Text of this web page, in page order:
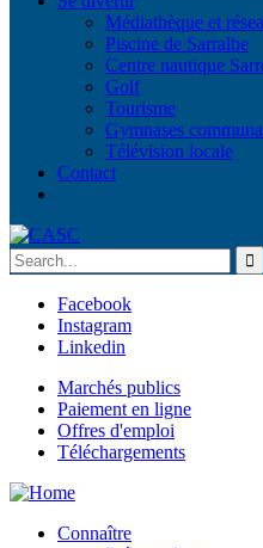
Médiathèque et
Piscine de Sarralbe
Centre nautique
Golf
Tourisme
Gymnases
Télévision locale
Contact
Facebook
Instagram
Linkedin
Marchés publics
Paiement en ligne
Offres d'emploi
Téléchargements
Connaître